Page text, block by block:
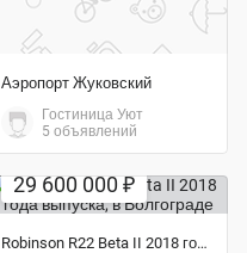
Аэропорт Жуковский
Гостиница Уют
5 объявлений
29 600 000 ₽
Robinson R22 Beta II 2018 года выпуска